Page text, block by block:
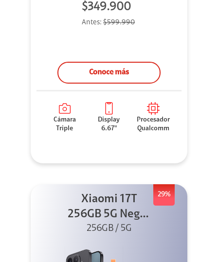
$349.900
Antes: $599.990
Conoce más
Cámara
Triple
Display
6.67"
Procesador
Qualcomm
29%
Xiaomi 17T
256GB 5G Negro
+ Sound
256GB / 5G